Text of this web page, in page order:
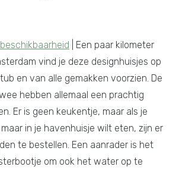
| Een paar kilometer
vind je deze designhuisjes op
en van alle gemakken voorzien. De
hebben allemaal een prachtig
Er is geen keukentje, maar als je
in je havenhuisje wilt eten, zijn er
te bestellen. Een aanrader is het
om ook het water op te